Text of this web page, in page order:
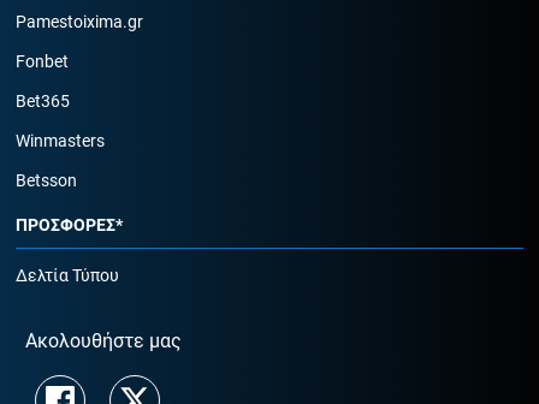
Pamestoixima.gr
Fonbet
Bet365
Winmasters
Betsson
ΠΡΟΣΦΟΡΕΣ*
Δελτία Τύπου
Ακολουθήστε μας